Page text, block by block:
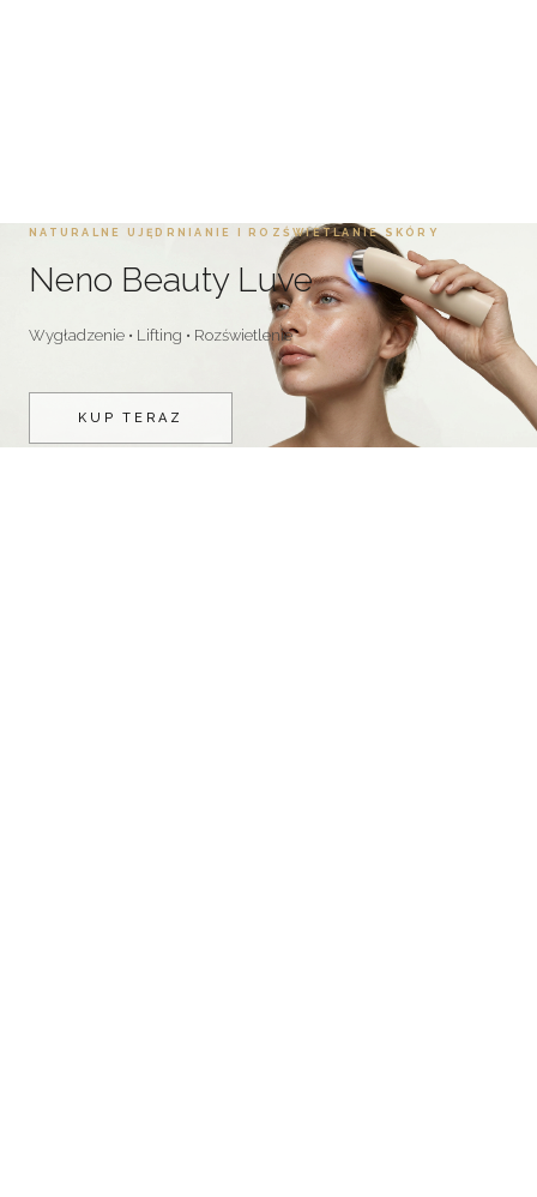
NATURALNE UJĘDRNIANIE I ROZŚWIETLANIE SKÓRY
Neno Beauty Luve
Wygładzenie • Lifting • Rozświetlenie
KUP TERAZ